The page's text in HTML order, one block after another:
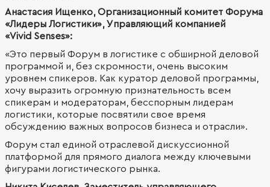
Анастасия Ищенко, Организационный комитет Форума
«Лидеры Логистики», Управляющий компанией
«Vivid Senses»:
«Это первый Форум в логистике с обширной деловой
программой и, без скромности, очень высоким
уровнем спикеров. Как куратор деловой программы,
хочу выразить огромную признательность всем
спикерам и модераторам, бесспорным лидерам
логистики, которые посвятили свое время
обсуждению важных вопросов бизнеса и отрасли».
Форум стал единой отраслевой дискуссионной
платформой для прямого диалога между ключевыми
фигурами логистического рынка.